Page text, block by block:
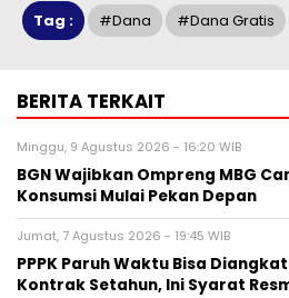
Tag : #dana #dana Gratis
BERITA TERKAIT
Minggu, 9 Agustus 2026 - 16:20 WIB
BGN Wajibkan Ompreng MBG
Konsumsi Mulai Pekan Depan
Jumat, 7 Agustus 2026 - 19:45 WIB
PPPK Paruh Waktu Bisa
Kontrak Setahun, Ini Syarat